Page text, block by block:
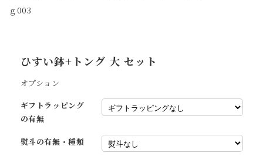
ｇ003
ひすい鉢+トング 大 セット
オプション
ギフトラッピング
の有無
熨斗の有無・種類